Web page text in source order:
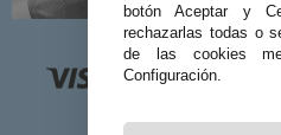
botón Aceptar y
rechazarlas todas o
de las cookies
Configuración.